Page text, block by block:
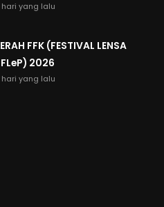
hari yang lalu
FFK (FESTIVAL LENSA
2026
hari yang lalu